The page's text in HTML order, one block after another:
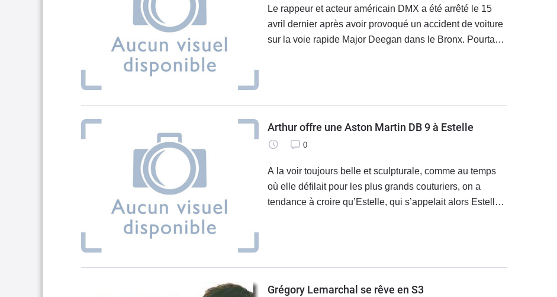
Le rappeur et acteur américain DMX a été arrêté le 15
avril dernier après avoir provoqué un accident de voiture
sur la voie rapide Major Deegan dans le Bronx. Pourtant
Arthur offre une Aston Martin DB 9 à Estelle
0
A la voir toujours belle et sculpturale, comme au temps
où elle défilait pour les plus grands couturiers, on a
tendance à croire qu’Estelle, qui s’appelait alors Estelle
Grégory Lemarchal se rêve en S3